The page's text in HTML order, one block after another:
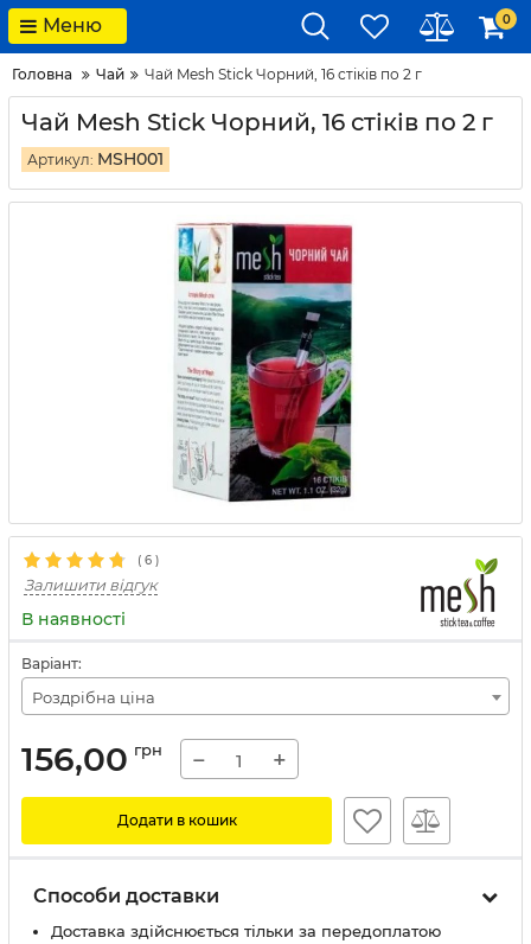
Меню 0
Головна Чай Чай Mesh Stick Чорний, 16 стіків по 2 г
Чай Mesh Stick Чорний, 16 стіків по 2 г
Артикул: MSH001
( 6 )
Залишити відгук
В наявності
Варіант:
Роздрібна ціна
156,00 грн − +
Додати в кошик
Способи доставки
Доставка здійснюється тільки за передоплатою